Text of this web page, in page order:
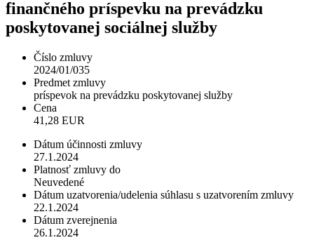
finančného príspevku na prevádzku
poskytovanej sociálnej služby
Číslo zmluvy
2024/01/035
Predmet zmluvy
príspevok na prevádzku poskytovanej služby
Cena
41,28 EUR
Dátum účinnosti zmluvy
27.1.2024
Platnosť zmluvy do
Neuvedené
Dátum uzatvorenia/udelenia súhlasu s uzatvorením zmluvy
22.1.2024
Dátum zverejnenia
26.1.2024